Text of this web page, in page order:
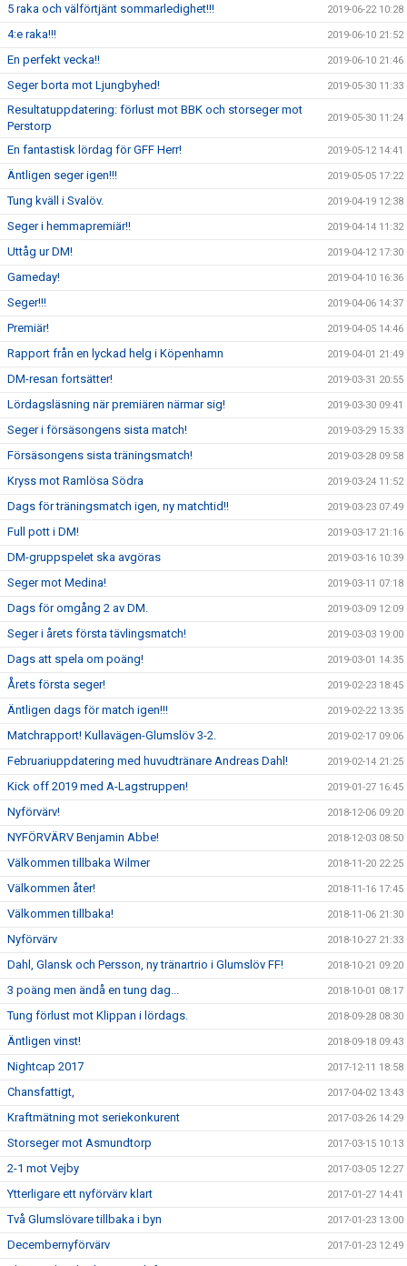
5 raka och välförtjänt sommarledighet!!! 2019-06-22 10:28
4:e raka!!! 2019-06-10 21:52
En perfekt vecka!! 2019-06-10 21:46
Seger borta mot Ljungbyhed! 2019-05-30 11:33
Resultatuppdatering: förlust mot BBK och storseger mot
Perstorp
2019-05-30 11:24
En fantastisk lördag för GFF Herr! 2019-05-12 14:41
Äntligen seger igen!!! 2019-05-05 17:22
Tung kväll i Svalöv. 2019-04-19 12:38
Seger i hemmapremiär!! 2019-04-14 11:32
Uttåg ur DM! 2019-04-12 17:30
Gameday! 2019-04-10 16:36
Seger!!! 2019-04-06 14:37
Premiär! 2019-04-05 14:46
Rapport från en lyckad helg i Köpenhamn 2019-04-01 21:49
DM-resan fortsätter! 2019-03-31 20:55
Lördagsläsning när premiären närmar sig! 2019-03-30 09:41
Seger i försäsongens sista match! 2019-03-29 15:33
Försäsongens sista träningsmatch! 2019-03-28 09:58
Kryss mot Ramlösa Södra 2019-03-24 11:52
Dags för träningsmatch igen, ny matchtid!! 2019-03-23 07:49
Full pott i DM! 2019-03-17 21:16
DM-gruppspelet ska avgöras 2019-03-16 10:39
Seger mot Medina! 2019-03-11 07:18
Dags för omgång 2 av DM. 2019-03-09 12:09
Seger i årets första tävlingsmatch! 2019-03-03 19:00
Dags att spela om poäng! 2019-03-01 14:35
Årets första seger! 2019-02-23 18:45
Äntligen dags för match igen!!! 2019-02-22 13:35
Matchrapport! Kullavägen-Glumslöv 3-2. 2019-02-17 09:06
Februariuppdatering med huvudtränare Andreas Dahl! 2019-02-14 21:25
Kick off 2019 med A-Lagstruppen! 2019-01-27 16:45
Nyförvärv! 2018-12-06 09:20
NYFÖRVÄRV Benjamin Abbe! 2018-12-03 08:50
Välkommen tillbaka Wilmer 2018-11-20 22:25
Välkommen åter! 2018-11-16 17:45
Välkommen tillbaka! 2018-11-06 21:30
Nyförvärv 2018-10-27 21:33
Dahl, Glansk och Persson, ny tränartrio i Glumslöv FF! 2018-10-21 09:20
3 poäng men ändå en tung dag... 2018-10-01 08:17
Tung förlust mot Klippan i lördags. 2018-09-28 08:30
Äntligen vinst! 2018-09-18 09:43
Nightcap 2017 2017-12-11 18:58
Chansfattigt, 2017-04-02 13:43
Kraftmätning mot seriekonkurent 2017-03-26 14:29
Storseger mot Asmundtorp 2017-03-15 10:13
2-1 mot Vejby 2017-03-05 12:27
Ytterligare ett nyförvärv klart 2017-01-27 14:41
Två Glumslövare tillbaka i byn 2017-01-23 13:00
Decembernyförvärv 2017-01-23 12:49